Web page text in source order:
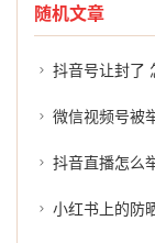
随机文章
抖音号让封了 怎么
微信视频号被
抖音直播怎么
小红书上的防晒